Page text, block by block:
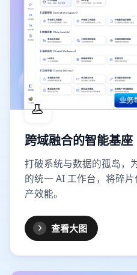
跨域融合的智能基座
打破系统与数据的孤岛，
的统一 AI 工作台，将碎
产效能。
查看大图